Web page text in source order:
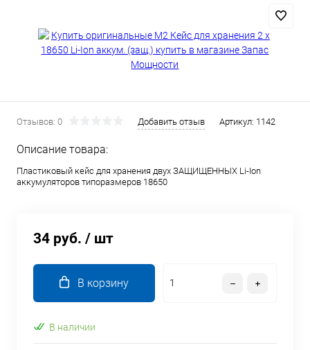
Отзывов: 0 Добавить отзыв Артикул: 1142
Описание товара:
Пластиковый кейс для хранения двух ЗАЩИЩЕННЫХ Li-Ion
аккумуляторов типоразмеров 18650
34 руб. / шт
В корзину
В наличии